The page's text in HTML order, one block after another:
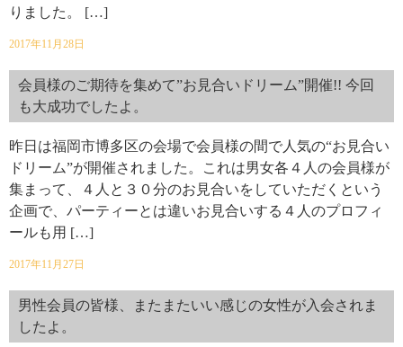
りました。 […]
2017年11月28日
会員様のご期待を集めて”お見合いドリーム”開催!! 今回
も大成功でしたよ。
昨日は福岡市博多区の会場で会員様の間で人気の“お見合い
ドリーム”が開催されました。これは男女各４人の会員様が
集まって、４人と３０分のお見合いをしていただくという
企画で、パーティーとは違いお見合いする４人のプロフィ
ールも用 […]
2017年11月27日
男性会員の皆様、またまたいい感じの女性が入会されま
したよ。